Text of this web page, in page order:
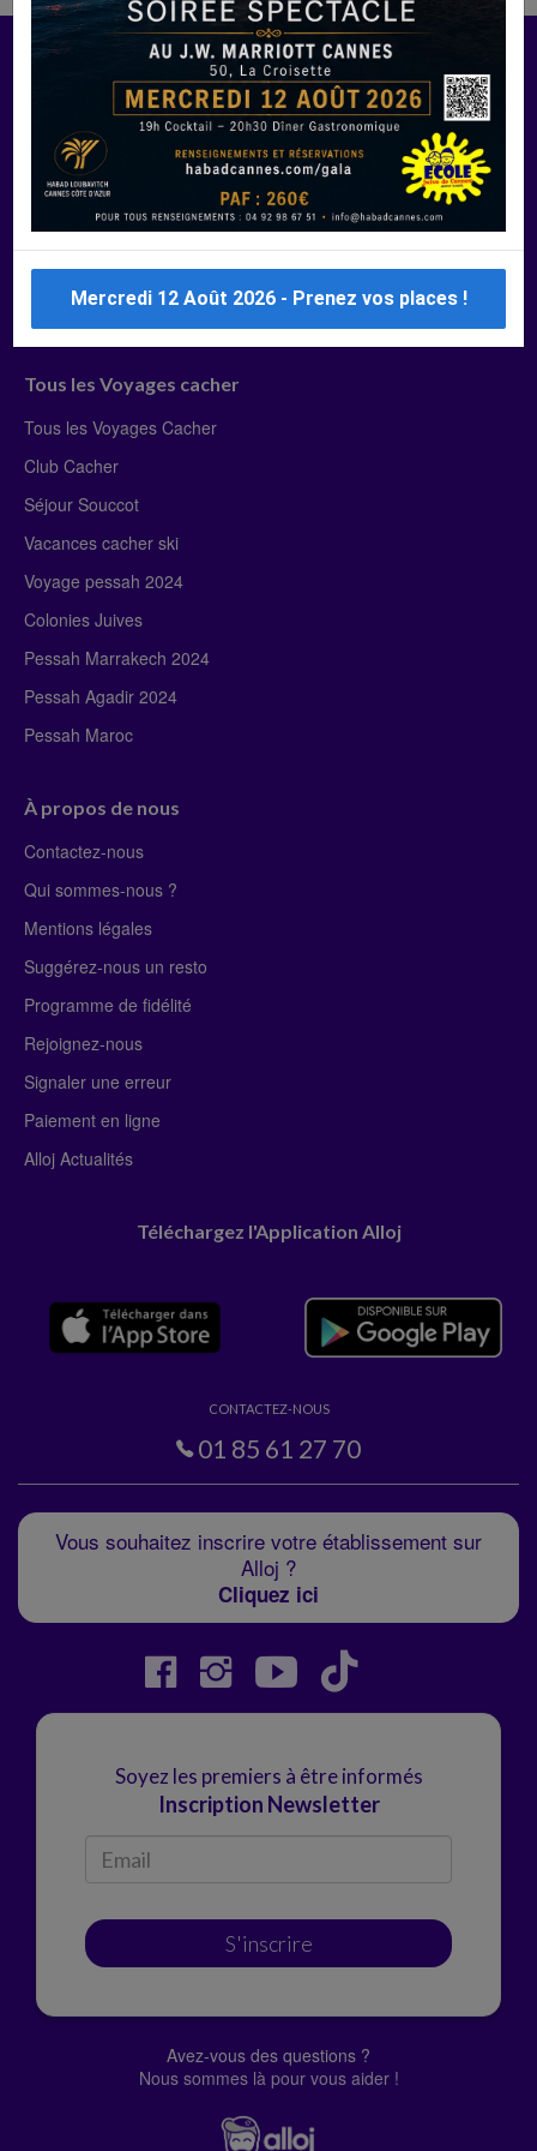
Manger Cacher
Liste des restaurants cacher
Restaurants cacher à Paris
Restaurants cacher à Deauville
Restaurants cacher à Lyon
Restaurants cacher à Marseille
Restaurants cacher Dubaï
Tous les Voyages cacher
Tous les Voyages Cacher
Club Cacher
Séjour Souccot
Vacances cacher ski
Voyage pessah 2024
Colonies Juives
Pessah Marrakech 2024
Pessah Agadir 2024
Pessah Maroc
À propos de nous
Contactez-nous
Qui sommes-nous ?
Mentions légales
Suggérez-nous un resto
Programme de fidélité
Rejoignez-nous
Signaler une erreur
Paiement en ligne
Alloj Actualités
Téléchargez l'Application Alloj
CONTACTEZ-NOUS
01 85 61 27 70
Vous souhaitez inscrire votre établissement sur
Alloj ?
Cliquez ici
Soyez les premiers à être informés
Inscription Newsletter
S'inscrire
Avez-vous des questions ?
Nous sommes là pour vous aider !
Mercredi 12 Août 2026 - Prenez vos places !